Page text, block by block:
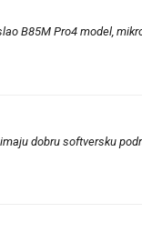
B85M Pro4 model,
dobru softversku